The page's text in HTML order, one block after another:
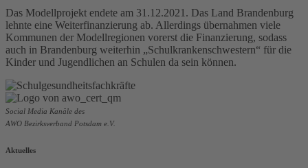
Das Modellprojekt endete am 31.12.2021. Das Land Brandenburg
lehnte eine Weiterfinanzierung ab. Allerdings übernahmen viele
Kommunen der Modellregionen vorerst die Finanzierung, sodass
auch in Brandenburg weiterhin „Schulkrankenschwestern“ für die
Kinder und Jugendlichen an Schulen da sein können.
Social Media Kanäle des
AWO Bezirksverband Potsdam e.V.
Aktuelles